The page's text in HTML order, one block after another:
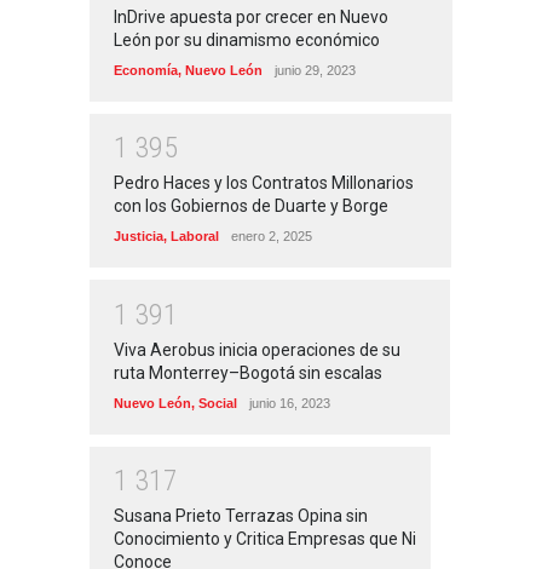
InDrive apuesta por crecer en Nuevo
León por su dinamismo económico
Economía, Nuevo León junio 29, 2023
1 395
Pedro Haces y los Contratos Millonarios
con los Gobiernos de Duarte y Borge
Justicia, Laboral enero 2, 2025
1 391
Viva Aerobus inicia operaciones de su
ruta Monterrey–Bogotá sin escalas
Nuevo León, Social junio 16, 2023
1 31 7
Susana Prieto Terrazas Opina sin
Conocimiento y Critica Empresas que Ni
Conoce